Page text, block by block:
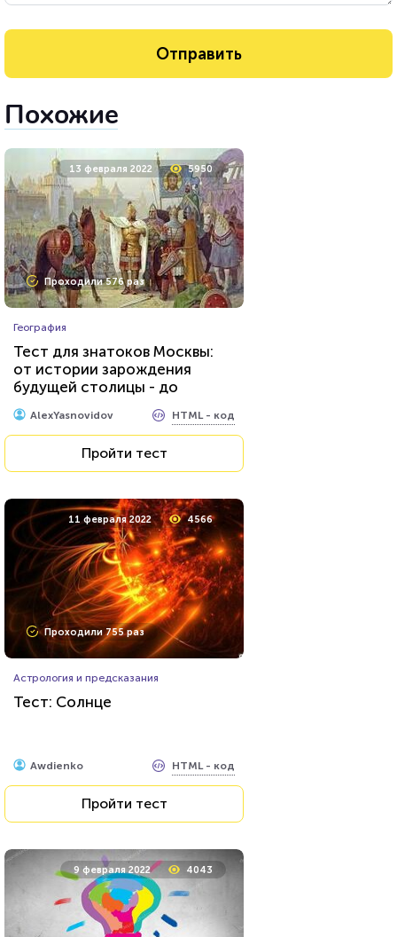
Похожие
13 февраля 2022 5950
Проходили 576 раз
География
Тест для знатоков Москвы:
от истории зарождения
будущей столицы - до
присвоения звания «Город-
герой»
AlexYasnovidov HTML - код
Пройти тест
11 февраля 2022 4566
Проходили 755 раз
Астрология и предсказания
Тест: Солнце
Awdienko HTML - код
Пройти тест
9 февраля 2022 4043